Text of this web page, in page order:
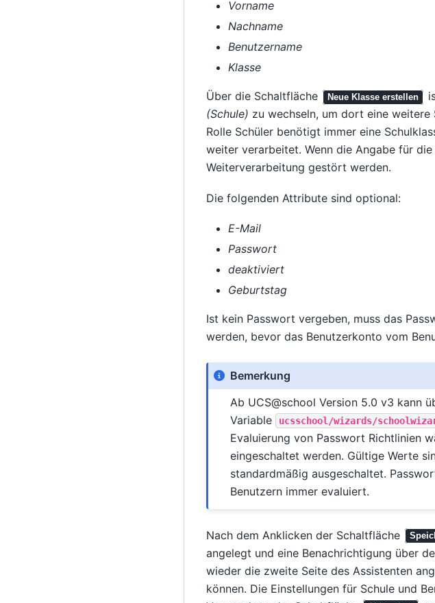
Vorname
Nachname
Benutzername
Klasse
Über die Schaltfläche Neue Klasse erstellen
(Schule) zu wechseln, um dort eine weitere
Rolle Schüler benötigt immer eine
weiter verarbeitet. Wenn die Angabe für
Weiterverarbeitung gestört werden.
Die folgenden Attribute sind optional:
E-Mail
Passwort
deaktiviert
Geburtstag
Ist kein Passwort vergeben, muss das
werden, bevor das Benutzerkonto vom
Bemerkung
Ab UCS@school Version 5.0 v3 kann
Variable
ucsschool/wizards/
Evaluierung von Passwort Richtlinien
eingeschaltet werden. Gültige Werte
standardmäßig ausgeschaltet.
Benutzern immer evaluiert.
Nach dem Anklicken der Schaltfläche
angelegt und eine Benachrichtigung über
wieder die zweite Seite des Assistenten
können. Die Einstellungen für Schule und